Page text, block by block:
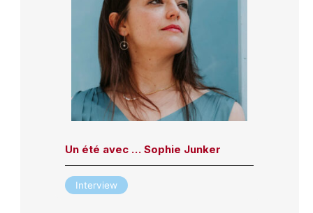
Un été avec … Sophie Junker
Interview